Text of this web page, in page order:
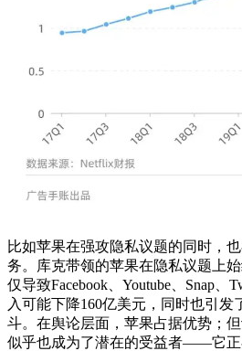
比如苹果在强攻隐私议题的同时，
务。库克带领的苹果在隐私议题上
仅导致Facebook、Youtube、Snap、
入可能下降160亿美元，同时也引发
斗。在舆论层面，苹果占据优势；
似乎也成为了潜在的受益者——它正